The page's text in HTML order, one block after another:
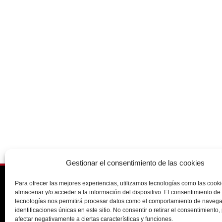
Gestionar el consentimiento de las cookies
Para ofrecer las mejores experiencias, utilizamos tecnologías como las
almacenar y/o acceder a la información del dispositivo. El consentimiento de
tecnologías nos permitirá procesar datos como el comportamiento de
identificaciones únicas en este sitio. No consentir o retirar el consentimiento,
afectar negativamente a ciertas características y funciones.
91 388 9056
info@opticamecavision.es